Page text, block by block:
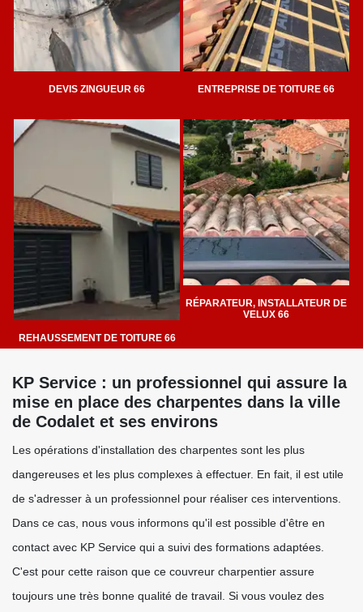
DEVIS ZINGUEUR 66 ENTREPRISE DE TOITURE 66
REHAUSSEMENT DE TOITURE 66
RÉPARATEUR, INSTALLATEUR DE
VELUX 66
KP Service : un professionnel qui assure la
mise en place des charpentes dans la ville
de Codalet et ses environs
Les opérations d'installation des charpentes sont les plus
dangereuses et les plus complexes à effectuer. En fait, il est utile
de s'adresser à un professionnel pour réaliser ces interventions.
Dans ce cas, nous vous informons qu'il est possible d'être en
contact avec KP Service qui a suivi des formations adaptées.
C'est pour cette raison que ce couvreur charpentier assure
toujours une très bonne qualité de travail. Si vous voulez des